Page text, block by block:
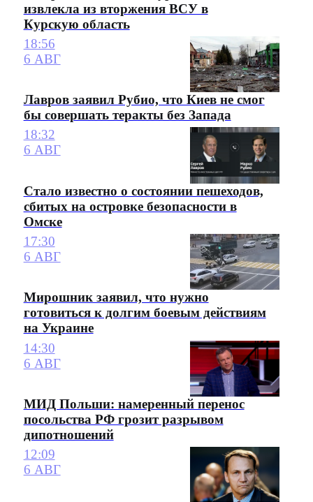
извлекла из вторжения ВСУ в
Курскую область
18:56
6 АВГ
Лавров заявил Рубио, что Киев не смог
бы совершать теракты без Запада
18:32
6 АВГ
Стало известно о состоянии пешеходов,
сбитых на островке безопасности в
Омске
17:30
6 АВГ
Мирошник заявил, что нужно
готовиться к долгим боевым действиям
на Украине
14:30
6 АВГ
МИД Польши: намеренный перенос
посольства РФ грозит разрывом
дипотношений
12:09
6 АВГ